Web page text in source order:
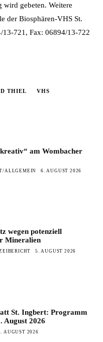
wird gebeten. Weitere
der Biosphären-VHS St.
13-721, Fax: 06894/13-722
THIEL VHS
am Wombacher
ALLGEMEIN 6. AUGUST 2026
wegen potenziell
Mineralien
5. AUGUST 2026
St. Ingbert: Programm
August 2026
AUGUST 2026